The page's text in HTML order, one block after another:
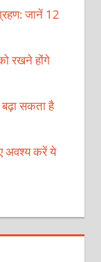
जानें 12
रखने होंगे
बढ़ा सकता है
अवश्य करें ये